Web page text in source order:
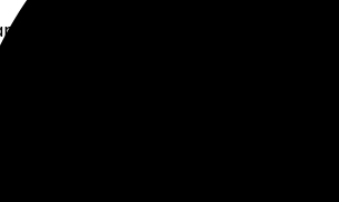
en el baile anual de la